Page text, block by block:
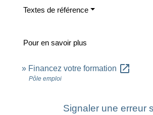
Textes de référence
Pour en savoir plus
Financez votre formation open_in_new
Pôle emploi
Signaler une erreur